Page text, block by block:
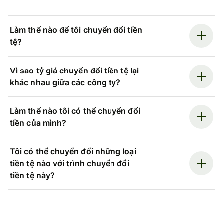
Làm thế nào để tôi chuyển đổi tiền
tệ?
Vì sao tỷ giá chuyển đổi tiền tệ lại
khác nhau giữa các công ty?
Làm thế nào tôi có thể chuyển đổi
tiền của mình?
Tôi có thể chuyển đổi những loại
tiền tệ nào với trình chuyển đổi
tiền tệ này?